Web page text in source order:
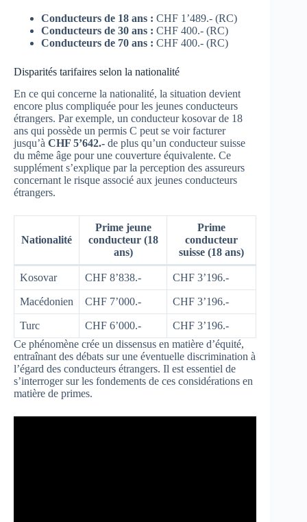
Conducteurs de 18 ans : CHF 1’489.- (RC)
Conducteurs de 30 ans : CHF 400.- (RC)
Conducteurs de 70 ans : CHF 400.- (RC)
Disparités tarifaires selon la nationalité
En ce qui concerne la nationalité, la situation devient
encore plus compliquée pour les jeunes conducteurs
étrangers. Par exemple, un conducteur kosovar de 18
ans qui possède un permis C peut se voir facturer
jusqu’à CHF 5’642.- de plus qu’un conducteur suisse
du même âge pour une couverture équivalente. Ce
supplément s’explique par la perception des assureurs
concernant le risque associé aux jeunes conducteurs
étrangers.
Nationalité
Prime jeune
conducteur (18
ans)
Prime
conducteur
suisse (18 ans)
Kosovar CHF 8’838.- CHF 3’196.-
Macédonien CHF 7’000.- CHF 3’196.-
Turc CHF 6’000.-
CHF 3’196.-
Ce phénomène crée un dissensus en matière d’équité,
entraînant des débats sur une éventuelle discrimination à
l’égard des conducteurs étrangers. Il est essentiel de
s’interroger sur les fondements de ces considérations en
matière de primes.